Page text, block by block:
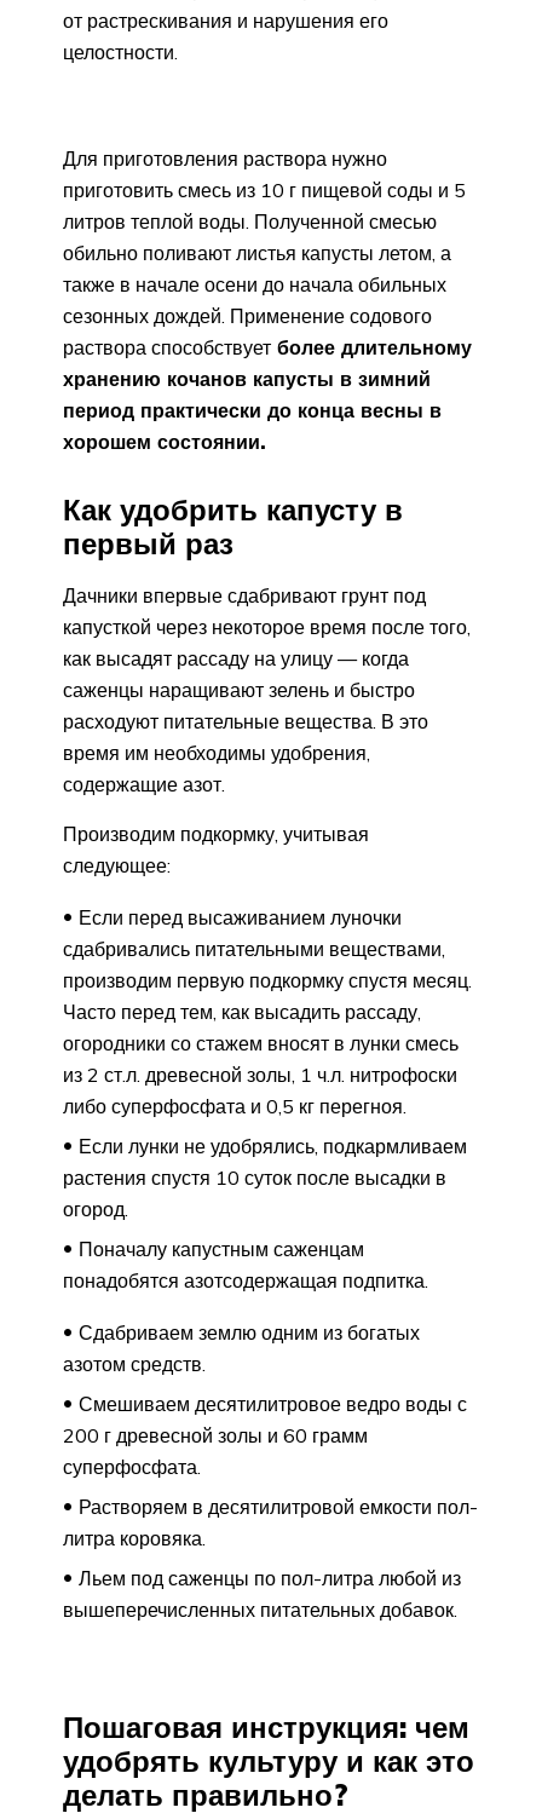
от растрескивания и нарушения его
целостности.
Для приготовления раствора нужно
приготовить смесь из 10 г пищевой соды и 5
литров теплой воды. Полученной смесью
обильно поливают листья капусты летом, а
также в начале осени до начала обильных
сезонных дождей. Применение содового
раствора способствует более длительному
хранению кочанов капусты в зимний
период практически до конца весны в
хорошем состоянии.
Как удобрить капусту в
первый раз
Дачники впервые сдабривают грунт под
капусткой через некоторое время после того,
как высадят рассаду на улицу — когда
саженцы наращивают зелень и быстро
расходуют питательные вещества. В это
время им необходимы удобрения,
содержащие азот.
Производим подкормку, учитывая
следующее:
Если перед высаживанием луночки
сдабривались питательными веществами,
производим первую подкормку спустя месяц.
Часто перед тем, как высадить рассаду,
огородники со стажем вносят в лунки смесь
из 2 ст.л. древесной золы, 1 ч.л. нитрофоски
либо суперфосфата и 0,5 кг перегноя.
Если лунки не удобрялись, подкармливаем
растения спустя 10 суток после высадки в
огород.
Поначалу капустным саженцам
понадобятся азотсодержащая подпитка.
Сдабриваем землю одним из богатых
азотом средств.
Смешиваем десятилитровое ведро воды с
200 г древесной золы и 60 грамм
суперфосфата.
Растворяем в десятилитровой емкости пол-
литра коровяка.
Льем под саженцы по пол-литра любой из
вышеперечисленных питательных добавок.
Пошаговая инструкция: чем
удобрять культуру и как это
делать правильно?